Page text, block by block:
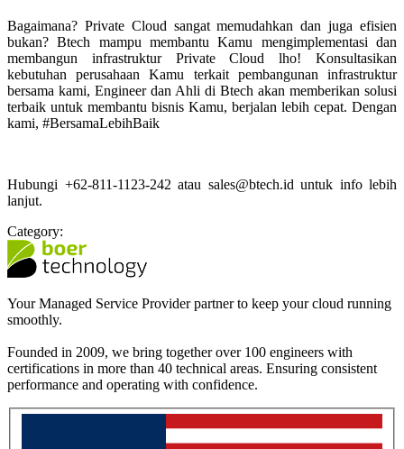
Bagaimana? Private Cloud sangat memudahkan dan juga efisien
bukan? Btech mampu membantu Kamu mengimplementasi dan
membangun infrastruktur Private Cloud lho! Konsultasikan
kebutuhan perusahaan Kamu terkait pembangunan infrastruktur
bersama kami, Engineer dan Ahli di Btech akan memberikan solusi
terbaik untuk membantu bisnis Kamu, berjalan lebih cepat. Dengan
kami, #BersamaLebihBaik
Hubungi +62-811-1123-242 atau sales@btech.id untuk info lebih
lanjut.
Category:
Your Managed Service Provider partner to keep your cloud running
smoothly.
Founded in 2009, we bring together over 100 engineers with
certifications in more than 40 technical areas. Ensuring consistent
performance and operating with confidence.